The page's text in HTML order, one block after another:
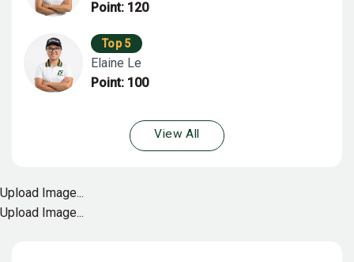
Point: 120
Top 5
Elaine Le
Point: 100
View All
Upload Image...
Upload Image...